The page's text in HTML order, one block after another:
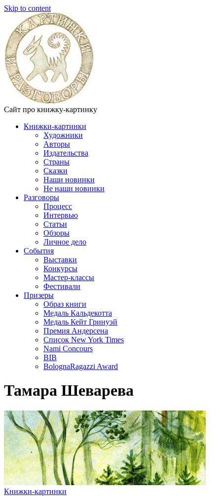
Skip to content
Сайт про книжку-картинку
Книжки-картинки
Художники
Авторы
Издательства
Страны
Сказки
Наши новинки
Не наши новинки
Разговоры
Процесс
Интервью
Статьи
Обзоры
Личное дело
События
Выставки
Конкурсы
Мастер-классы
Фестивали
Призеры
Образ книги
Медаль Кальдекотта
Медаль Кейт Гринуэй
Премия Андерсена
Список New York Times
Nami Concours
BIB
BolognaRagazzi Award
Тамара Шеварева
Книжки-картинки